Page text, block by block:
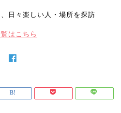
日々楽しい人・場所を探訪
はこちら